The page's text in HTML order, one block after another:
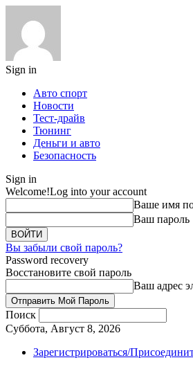
Sign in
Авто спорт
Новости
Тест-драйв
Тюнинг
Деньги и авто
Безопасность
Sign in
Welcome!Log into your account
Ваше имя
Ваш пароль
Вы забыли свой пароль?
Password recovery
Восстановите свой пароль
Ваш адрес
Поиск
Суббота, Август 8, 2026
Зарегистрироваться/